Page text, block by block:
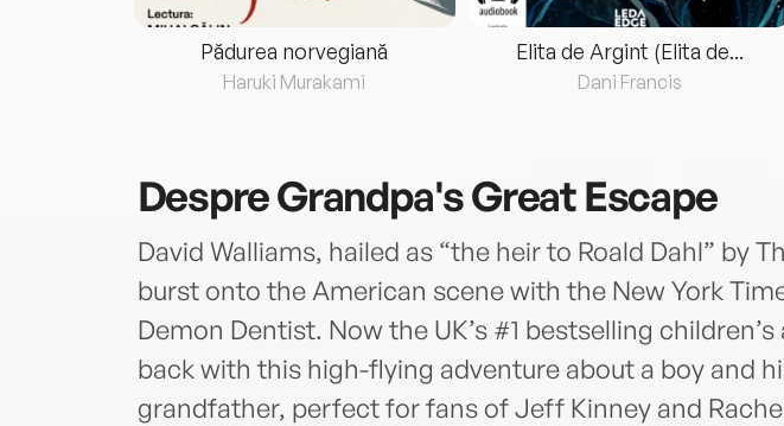
Pădurea norvegiană
Haruki Murakami
Elita de Argint (Elita de...
Dani Francis
DespreGrandpa's Great Escape
David Walliams, hailed as “the heir to Roald Dahl” by
burst onto the American scene with the New York
Demon Dentist. Now the UK’s #1 bestselling
back with this high-flying adventure about a boy and
grandfather, perfect for fans of Jeff Kinney and